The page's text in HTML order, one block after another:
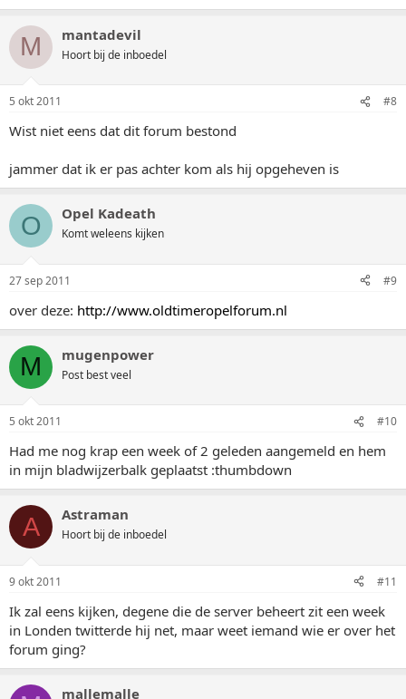
M mantadevil
Hoort bij de inboedel
5 okt 2011 #8
Wist niet eens dat dit forum bestond
jammer dat ik er pas achter kom als hij opgeheven is
O Opel Kadeath
Komt weleens kijken
27 sep 2011 #9
over deze: http://www.oldtimeropelforum.nl
M mugenpower
Post best veel
5 okt 2011 #10
Had me nog krap een week of 2 geleden aangemeld en hem
in mijn bladwijzerbalk geplaatst :thumbdown
A Astraman
Hoort bij de inboedel
9 okt 2011 #11
Ik zal eens kijken, degene die de server beheert zit een week
in Londen twitterde hij net, maar weet iemand wie er over het
forum ging?
mallemalle